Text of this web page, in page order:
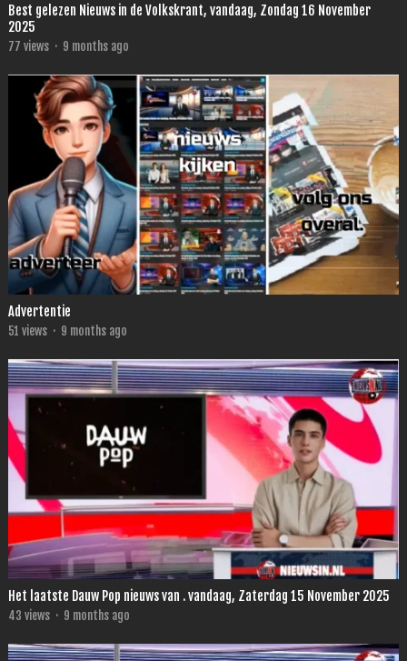
Best gelezen Nieuws in de Volkskrant, vandaag, Zondag 16 November
2025
77 views · 9 months ago
Advertentie
51 views · 9 months ago
Het laatste Dauw Pop nieuws van . vandaag, Zaterdag 15 November 2025
43 views · 9 months ago